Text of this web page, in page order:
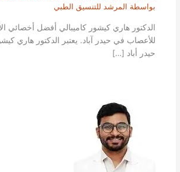
بواسطة المرشد للتنسيق الطبي
الدكتور هاري كيشور كاميبالي أفضل أخصائي
للأعصاب في حيدر آباد. يعتبر الدكتور هاري
حيدر أباد […]